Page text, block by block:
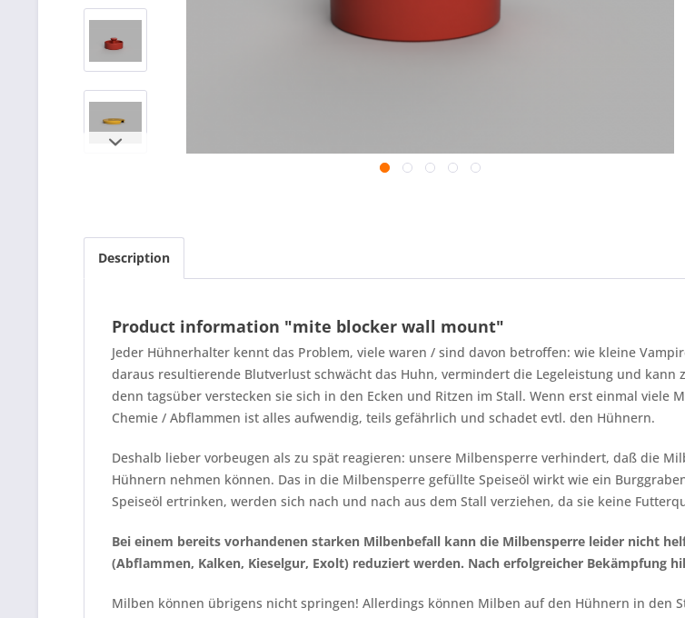
Description
Product information "mite blocker wall mount"
Jeder Hühnerhalter kennt das Problem, viele waren / sind davon betroffen: wie kleine
daraus resultierende Blutverlust schwächt das Huhn, vermindert die Legeleistung und
denn tagsüber verstecken sie sich in den Ecken und Ritzen im Stall. Wenn erst einmal
Chemie / Abflammen ist alles aufwendig, teils gefährlich und schadet evtl. den Hühnern.
Deshalb lieber vorbeugen als zu spät reagieren: unsere Milbensperre verhindert, daß die
Hühnern nehmen können. Das in die Milbensperre gefüllte Speiseöl wirkt wie ein
Speiseöl ertrinken, werden sich nach und nach aus dem Stall verziehen, da sie keine
Bei einem bereits vorhandenen starken Milbenbefall kann die Milbensperre leider nicht
(Abflammen, Kalken, Kieselgur, Exolt) reduziert werden. Nach erfolgreicher Bekämpfung
Milben können übrigens nicht springen! Allerdings können Milben auf den Hühnern in den